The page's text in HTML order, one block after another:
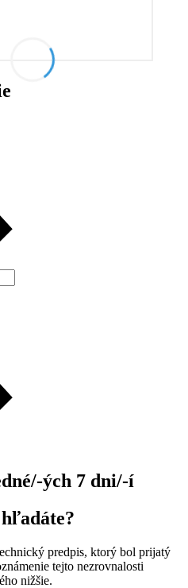
ých 7 dni/-í
predpis, ktorý bol prijatý
tejto nezrovnalosti
nižšie.